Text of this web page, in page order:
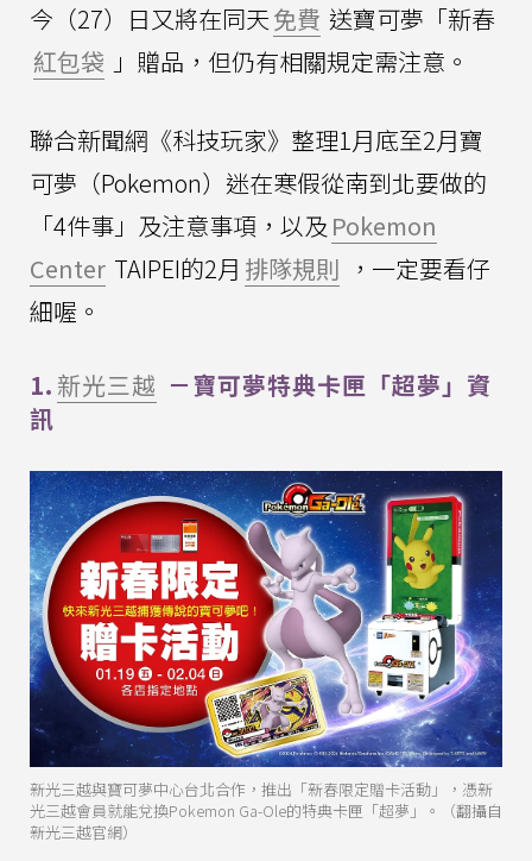
今（27）日又將在同天免費 送寶可夢「新春
紅包袋 」贈品，但仍有相關規定需注意。
聯合新聞網《科技玩家》整理1月底至2月寶
可夢（Pokemon）迷在寒假從南到北要做的
「4件事」及注意事項，以及 Pokemon
Center TAIPEI的2月 排隊規則 ，一定要看仔
細喔。
1. 新光三越 －寶可夢特典卡匣「超夢」資
訊
新光三越與寶可夢中心台北合作，推出「新春限定贈卡活動」，憑新
光三越會員就能兌換Pokemon Ga-Ole的特典卡匣「超夢」。（翻攝自
新光三越官網）